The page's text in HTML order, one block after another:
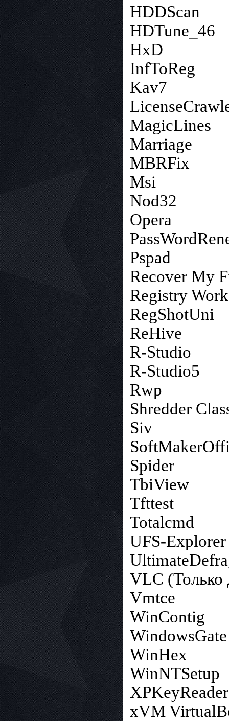
HDDScan
HDTune_46
HxD
InfToReg
Kav7
MagicLines
Marriage
MBRFix
Msi
Nod32
Opera
Pspad
Recover My
Registry
RegShotUni
ReHive
R-Studio
R-Studio5
Rwp
Shredder
Siv
Spider
TbiView
Tfttest
Totalcmd
UFS-Explorer
VLC
Vmtce
WinContig
WindowsGate
WinHex
WinNTSetup
XPKeyReader
xVM